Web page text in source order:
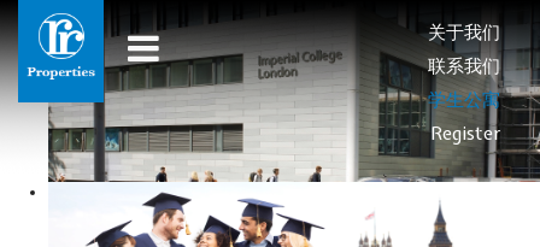
关于我们
联系我们
学生公寓
Register